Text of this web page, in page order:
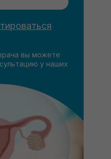
вы можете
у наших